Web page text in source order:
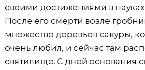
своими достижениями в
После его смерти возле
множество деревьев сакуры,
очень любил, и сейчас там
святилище. С дней основания